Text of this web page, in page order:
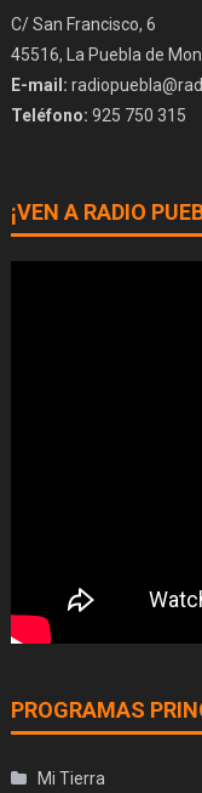
C/ San Francisco, 6
45516, La Puebla de
E-mail:
Teléfono: 925 750 315
¡VEN A RADIO
PROGRAMAS
Mi Tierra